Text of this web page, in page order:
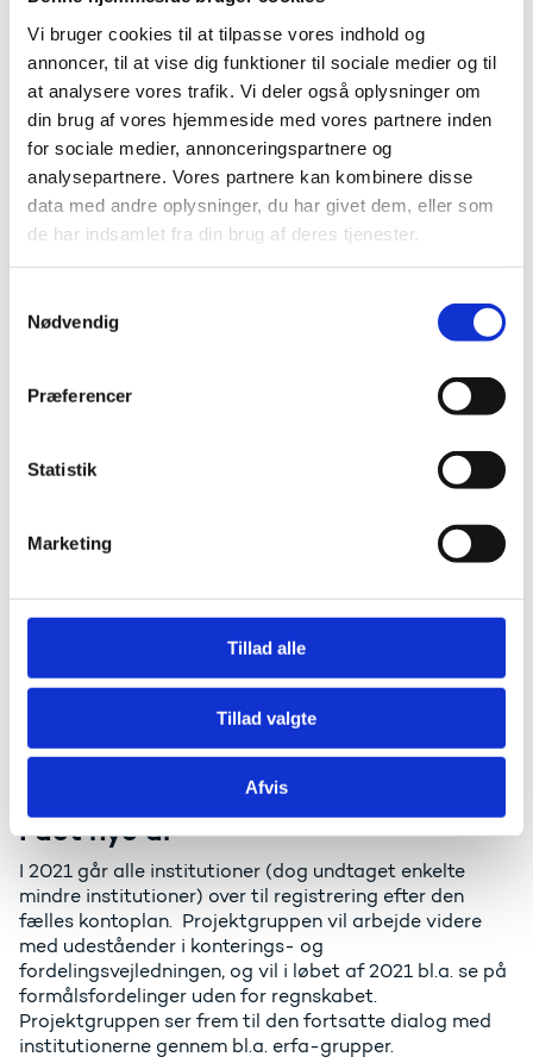
Vi bruger cookies til at tilpasse vores indhold og
annoncer, til at vise dig funktioner til sociale medier og til
at analysere vores trafik. Vi deler også oplysninger om
din brug af vores hjemmeside med vores partnere inden
for sociale medier, annonceringspartnere og
analysepartnere. Vores partnere kan kombinere disse
data med andre oplysninger, du har givet dem, eller som
de har indsamlet fra din brug af deres tjenester.
Nødvendig
Præferencer
Statistik
Marketing
Tillad alle
Tillad valgte
Afvis
Broen findes påprojektets hjemmeside.
Ændringer til KFV 2022
Oprettelse af konti til køb og salg af varer
og tjenesteydelser mellem
statsfinansierede selvejende institutioner
varer og tjenesteydelser mellem statsfinansierede
selvejende institutioner, f.eks. udlagt undervisning,
mellem de videregående uddannelsesinstitutioner.
Kontiene er beskrevet i Økonomisk Administrativ
I kapitel 2 om art af i konterings- og
fordelingsvejledningen er det tilføjet, at: "Den del af
under lov om en aktiv beskæftigelsesindsats
(rekvirenter), som svarer til deltagerbetaling, skal
taxametertilskuddet, skal konteres på 11.10.”
Du kan se ændringer til kommende udgaver af
konterings- og fordelingsvejledningen her
I det nye år
I 2021 går alle institutioner (dog undtaget enkelte
mindre institutioner) over til registrering efter den
fælles kontoplan. Projektgruppen vil arbejde videre
med udeståender i konterings- og
fordelingsvejledningen, og vil i løbet af 2021 bl.a. se på
formålsfordelinger uden for regnskabet.
Projektgruppen ser frem til den fortsatte dialog med
institutionerne gennem bl.a. erfa-grupper.